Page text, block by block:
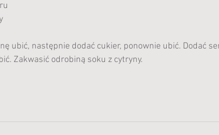
ubić, następnie dodać cukier, ponownie ubić. Dodać
Zakwasić odrobiną soku z cytryny.